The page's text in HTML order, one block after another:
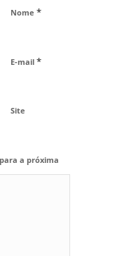
Nome *
E-mail *
Site
a próxima